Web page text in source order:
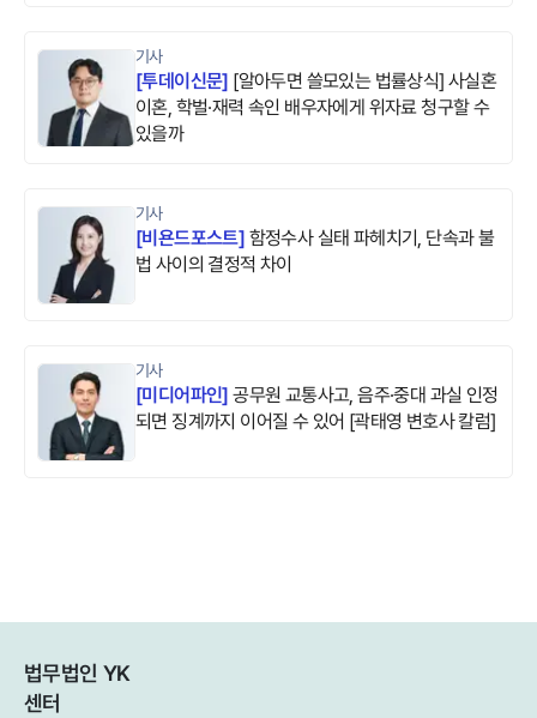
기사
[투데이신문] [알아두면 쓸모있는 법률상식] 사실혼
이혼, 학벌·재력 속인 배우자에게 위자료 청구할 수
있을까
기사
[비욘드포스트]함정수사 실태 파헤치기, 단속과 불
법 사이의 결정적 차이
기사
[미디어파인]공무원 교통사고, 음주·중대 과실 인정
되면 징계까지 이어질 수 있어 [곽태영 변호사 칼럼]
법무법인 YK
센터